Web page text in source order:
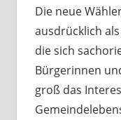
Die neue
ausdrücklich
die sich
Bürgerinnen
groß das